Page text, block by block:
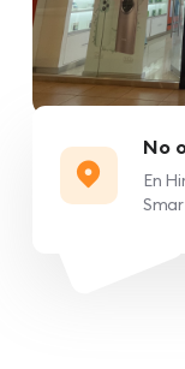
No
En